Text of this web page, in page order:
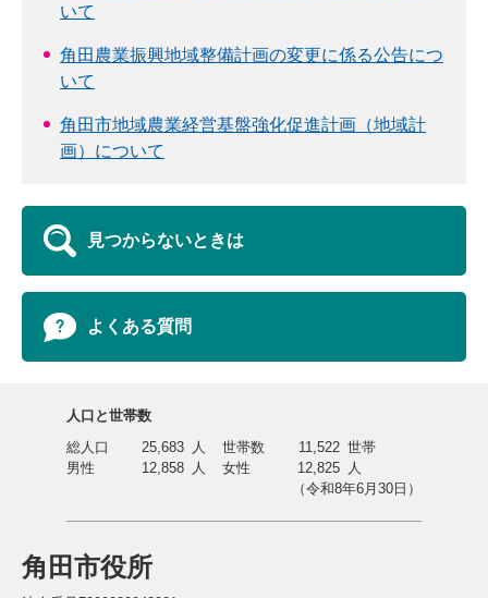
いて
角田農業振興地域整備計画の変更に係る公告につ
いて
角田市地域農業経営基盤強化促進計画（地域計
画）について
見つからないときは
よくある質問
角田市役所
人口と世帯数
総人口
25,683 人 世帯数 11,522 世帯
男性
12,858 人 女性 12,825
人
（令和8年6月30日）